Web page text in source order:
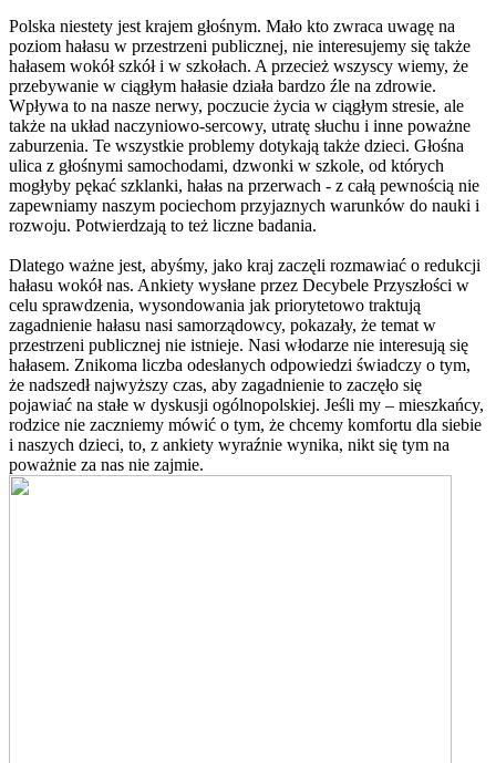
Polska niestety jest krajem głośnym. Mało kto zwraca uwagę na
poziom hałasu w przestrzeni publicznej, nie interesujemy się także
hałasem wokół szkół i w szkołach. A przecież wszyscy wiemy, że
przebywanie w ciągłym hałasie działa bardzo źle na zdrowie.
Wpływa to na nasze nerwy, poczucie życia w ciągłym stresie, ale
także na układ naczyniowo-sercowy, utratę słuchu i inne poważne
zaburzenia. Te wszystkie problemy dotykają także dzieci. Głośna
ulica z głośnymi samochodami, dzwonki w szkole, od których
mogłyby pękać szklanki, hałas na przerwach - z całą pewnością nie
zapewniamy naszym pociechom przyjaznych warunków do nauki i
rozwoju. Potwierdzają to też liczne badania.
Dlatego ważne jest, abyśmy, jako kraj zaczęli rozmawiać o redukcji
hałasu wokół nas. Ankiety wysłane przez Decybele Przyszłości w
celu sprawdzenia, wysondowania jak priorytetowo traktują
zagadnienie hałasu nasi samorządowcy, pokazały, że temat w
przestrzeni publicznej nie istnieje. Nasi włodarze nie interesują się
hałasem. Znikoma liczba odesłanych odpowiedzi świadczy o tym,
że nadszedł najwyższy czas, aby zagadnienie to zaczęło się
pojawiać na stałe w dyskusji ogólnopolskiej. Jeśli my – mieszkańcy,
rodzice nie zaczniemy mówić o tym, że chcemy komfortu dla siebie
i naszych dzieci, to, z ankiety wyraźnie wynika, nikt się tym na
poważnie za nas nie zajmie.